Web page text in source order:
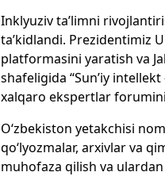
Inklyuziv ta’limni
ta’kidlandi. Prezidentimiz
platformasini yaratish va
shafeligida “Sun’iy
xalqaro ekspertlar
O‘zbekiston yetakchisi
qo‘lyozmalar, arxivlar va
muhofaza qilish va ulardan